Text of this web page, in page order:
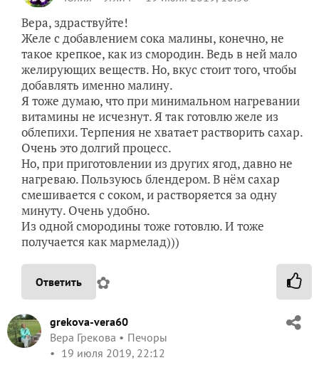
Вера, здраствуйте!
Желе с добавлением сока малины, конечно, не
такое крепкое, как из смородин. Ведь в ней мало
желирующих веществ. Но, вкус стоит того, чтобы
добавлять именно малину.
Я тоже думаю, что при минимальном нагревании
витамины не исчезнут. Я так готовлю желе из
облепихи. Терпения не хватает растворить сахар.
Очень это долгий процесс.
Но, при приготовлении из других ягод, давно не
нагреваю. Пользуюсь блендером. В нём сахар
смешивается с соком, и растворяется за одну
минуту. Очень удобно.
Из одной смородины тоже готовлю. И тоже
получается как мармелад)))
Ответить ✿
grekova-vera60
Вера Грекова
Печоры
19 июля 2019, 22:12